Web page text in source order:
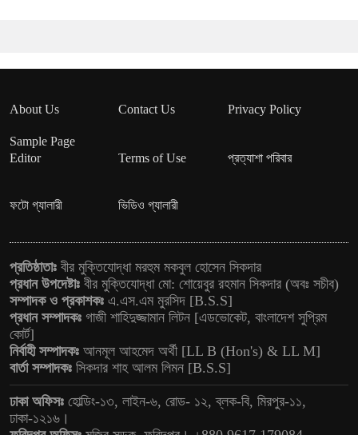
About Us Contact Us Privacy Policy
Sample Page
Editor
Terms of Use প্রত্যাশা পরিবার
ফটো গ্যালারী ভিডিও গ্যালারী
প্রতিষ্ঠাতাঃ বীর মুক্তিযোদ্ধা মরহুম মকবুল হোসেন সিকদার
প্রধান উপদেষ্টাঃ বীর মুক্তিযোদ্ধা মো: শোয়েবুর রহমান সিকদার (অবঃ সচীব)
সম্পাদক ও প্রকাশকঃ এ.এস.এম মুরসিদ [B.S.S]
প্রধান সম্পাদকঃ গাজী শাহিদুজ্জামান লিটন [এডভোকেট, বাংলাদেশ সুপ্রিম
কোর্ট]
নির্বাহী সম্পাদকঃ আনমূল আহমেদ অর্থী [LL B (Hon's) & LL M]
বার্তা সম্পাদকঃ সিকদার শাহ আলম লিমন [B.S.S]
ঢাকা অফিসঃ হোল্ডিং-১৩, লাইন-৬, রোড- ১২, ব্লক-বি, মিরপুর-১১,
ঢাকা-১২১৬।